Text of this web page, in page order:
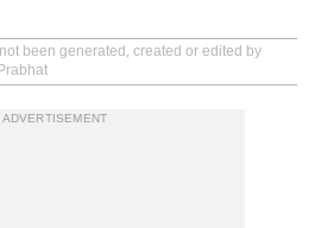
been generated, created or edited by
ADVERTISEMENT